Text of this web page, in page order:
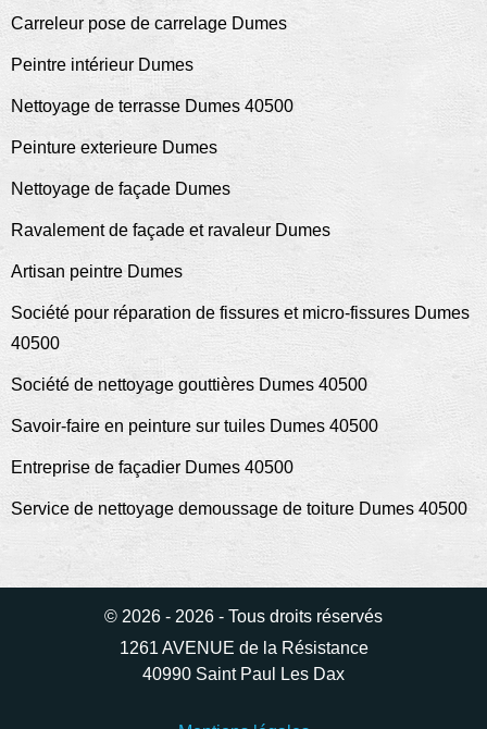
Carreleur pose de carrelage Dumes
Peintre intérieur Dumes
Nettoyage de terrasse Dumes 40500
Peinture exterieure Dumes
Nettoyage de façade Dumes
Ravalement de façade et ravaleur Dumes
Artisan peintre Dumes
Société pour réparation de fissures et micro-fissures Dumes
40500
Société de nettoyage gouttières Dumes 40500
Savoir-faire en peinture sur tuiles Dumes 40500
Entreprise de façadier Dumes 40500
Service de nettoyage demoussage de toiture Dumes 40500
© 2026 - 2026 - Tous droits réservés
1261 AVENUE de la Résistance
40990 Saint Paul Les Dax